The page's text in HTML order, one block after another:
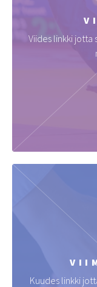
Viides linkki jotta
Kuudes linkki